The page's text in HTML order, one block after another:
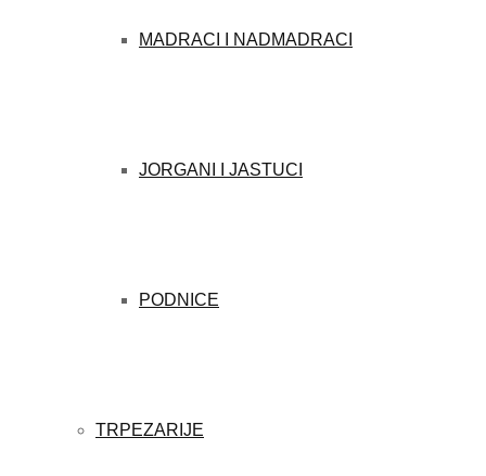
MADRACI I NADMADRACI
JORGANI I JASTUCI
PODNICE
TRPEZARIJE